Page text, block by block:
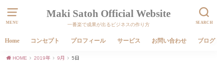
MENU SEARCH
Maki Satoh Official Website
一番楽で成果が出るビジネスの作り方
Home コンセプト プロフィール サービス お問い合わせ ブログ
HOME 2019年 9月 5日